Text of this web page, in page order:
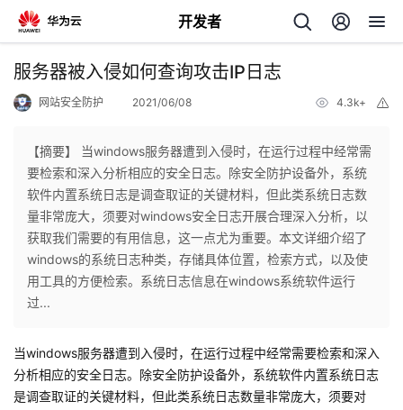
开发者
返
个
人
主
页
我
的
开
发
服务器被入侵如何查询攻击IP日志
网站安全防护 2021/06/08 4.3k+
【摘要】 当windows服务器遭到入侵时，在运行过程中经常需
要检索和深入分析相应的安全日志。除安全防护设备外，系统
软件内置系统日志是调查取证的关键材料，但此类系统日志数
量非常庞大，须要对windows安全日志开展合理深入分析，以
获取我们需要的有用信息，这一点尤为重要。本文详细介绍了
windows的系统日志种类，存储具体位置，检索方式，以及使
用工具的方便检索。系统日志信息在windows系统软件运行
过...
当windows服务器遭到入侵时，在运行过程中经常需要检索和深入
分析相应的安全日志。除安全防护设备外，系统软件内置系统日志
是调查取证的关键材料，但此类系统日志数量非常庞大，须要对